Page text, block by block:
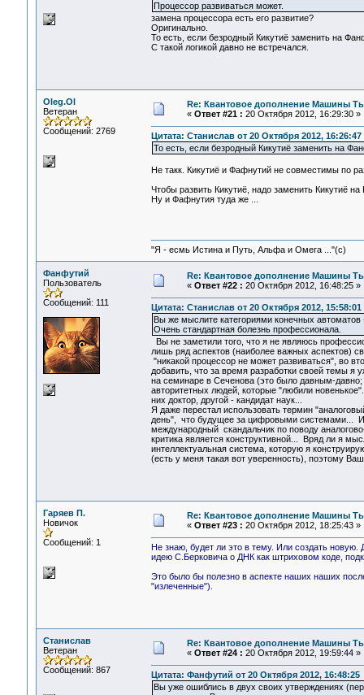
Процессор развиваться может.
замена процессора есть его развитие?
Оригинально.
То есть, если безродный Кикутиё заменить на
С такой логикой давно не встречался.
Oleg.Ol
Ветеран
Сообщений: 2769
Re: Квантовое дополнение Машины
« Ответ #21 : 20 Октября 2012, 16:29:30 »
Цитата: Станислав от 20 Октября 2012, 16:26:47
То есть, если безродный Кикутиё заменить на
Не такк. Кикутиё и Фафнутий не совместимы по
Чтобы развить Кикутиё, надо заменить Кикутиё на
Ну и Фафнутия туда же ...
"Я - есмь Истина и Путь, Альфа и Омега ..."(с)
Фанфутий
Пользователь
Сообщений: 111
Re: Квантовое дополнение Машины
« Ответ #22 : 20 Октября 2012, 16:48:25 »
Цитата: Станислав от 20 Октября 2012, 15:58:01
Вы же мыслите категориями конечных автоматов
Очень стандартная болезнь профессионала.
Вы не заметили того, что я не являюсь
лишь ряд аспектов (наиболее важных аспектов)
"никакой процессор не может развиваться", во
добавить, что за время разработки своей темы я
на семинаре в Сеченова (это было давным-давно;
авторитетных людей, которые "любили
них доктор, другой - кандидат наук...
Я даже перестал использовать термин
день", что будущее за цифровыми системами...
международный скандальчик по поводу
критика является конструктивной... Вряд ли я
интеллектуальная система, которую я
(есть у меня такая вот уверенность), поэтому
Гаряев П.
Новичок
Сообщений: 1
Re: Квантовое дополнение Машины
« Ответ #23 : 20 Октября 2012, 18:25:43 »
Не знаю, будет ли это в тему. Или создать
идею С.Берковича о ДНК как штриховом коде,
Это было бы полезно в аспекте наших наших
"излеченные").
Станислав
Ветеран
Сообщений: 867
Re: Квантовое дополнение Машины
« Ответ #24 : 20 Октября 2012, 19:59:44 »
Цитата: Фанфутий от 20 Октября 2012, 16:48:25
Вы уже ошиблись в двух своих утверждениях